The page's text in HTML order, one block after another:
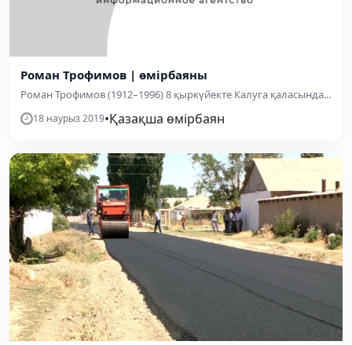
Роман Трофимов | өмірбаяны
Роман Трофимов (1912–1996) 8 қыркүйекте Калуга қаласында...
18 наурыз 2019•Қазақша өмірбаян